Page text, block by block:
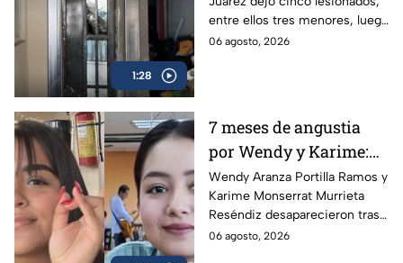
1:28
armado conmociona a
Ciudad Juárez
entre ellos tres menores, luego
de que un exesposo
06 agosto, 2026
7 meses de angustia
por Wendy y Karime:
desaparecieron tras
acudir a funeral de
reportero en Veracruz
Wendy Aranza Portilla Ramos y
Karime Monserrat Murrieta
Reséndiz desaparecieron tras
asistir al funeral del reportero
06 agosto, 2026